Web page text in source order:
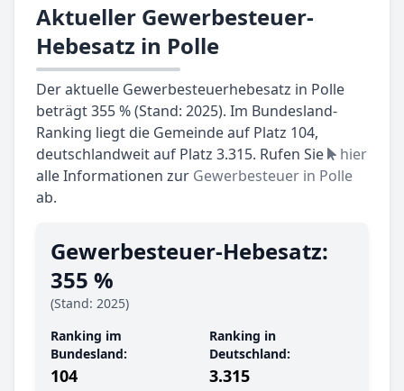
Aktueller Gewerbesteuer-
Hebesatz in Polle
Der aktuelle Gewerbesteuerhebesatz in Polle
beträgt 355 % (Stand: 2025). Im Bundesland-
Ranking liegt die Gemeinde auf Platz 104,
deutschlandweit auf Platz 3.315. Rufen Sie
hier
alle Informationen zur Gewerbesteuer in Polle
ab.
Gewerbesteuer-Hebesatz:
355 %
(Stand: 2025)
Ranking im
Bundesland:
104
Ranking in
Deutschland:
3.315